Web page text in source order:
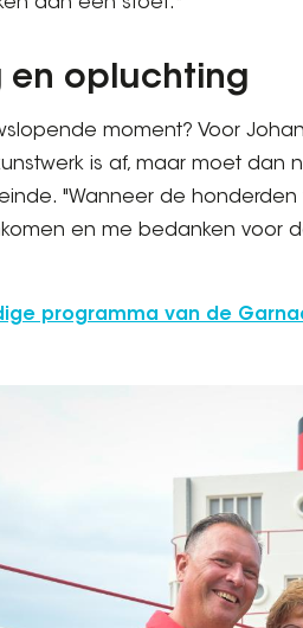
en opluchting
moment? Voor
is af, maar moet
"Wanneer de
en me bedanken voor
programma van de